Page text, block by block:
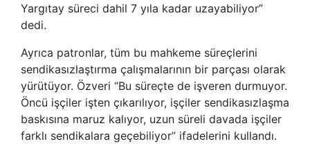
Yargıtay süreci dahil 7 yıla kadar uzayabiliyor”
dedi.
Ayrıca patronlar, tüm bu mahkeme süreçlerini
sendikasızlaştırma çalışmalarının bir parçası olarak
yürütüyor. Özveri “Bu süreçte de işveren durmuyor.
Öncü işçiler işten çıkarılıyor, işçiler sendikasızlaşma
baskısına maruz kalıyor, uzun süreli davada işçiler
farklı sendikalara geçebiliyor” ifadelerini kullandı.